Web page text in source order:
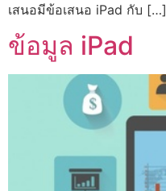
เสนอมีข้อเสนอ iPad กับ […]
ข้อมูล iPad